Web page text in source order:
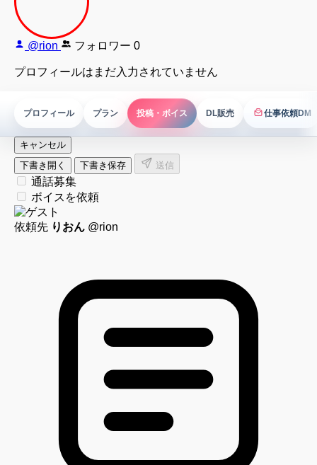
@rion フォロワー 0
プロフィールはまだ入力されていません
プロフィール プラン 投稿・ボイス DL販売 仕事依頼DM
仕事依頼DM
キャンセル
下書き開く
下書き保存 送信
通話募集
ボイスを依頼
依頼先 りおん @rion